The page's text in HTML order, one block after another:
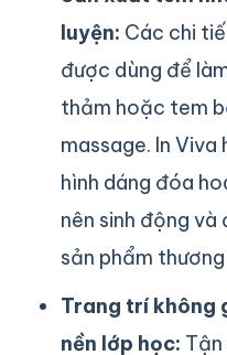
luyện: Các chi
được dùng để
thảm hoặc tem
massage. In
hình dáng đóa
nên sinh động
sản phẩm
Trang trí không
nền lớp học: